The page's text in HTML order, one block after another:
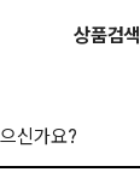
상품검색
신가요?